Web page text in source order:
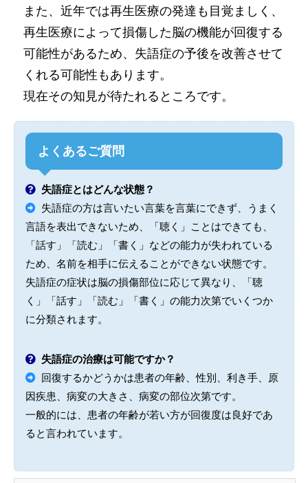
また、近年では再生医療の発達も目覚ましく、
再生医療によって損傷した脳の機能が回復する
可能性があるため、失語症の予後を改善させて
くれる可能性もあります。
現在その知見が待たれるところです。
よくあるご質問
失語症とはどんな状態？
失語症の方は言いたい言葉を言葉にできず、うまく
言語を表出できないため、「聴く」ことはできても、
「話す」「読む」「書く」などの能力が失われている
ため、名前を相手に伝えることができない状態です。
失語症の症状は脳の損傷部位に応じて異なり、「聴
く」「話す」「読む」「書く」の能力次第でいくつか
に分類されます。
失語症の治療は可能ですか？
回復するかどうかは患者の年齢、性別、利き手、原
因疾患、病変の大きさ、病変の部位次第です。
一般的には、患者の年齢が若い方が回復度は良好であ
ると言われています。